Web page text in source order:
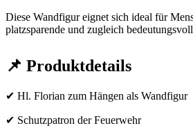
Diese Wandfigur eignet sich ideal für
platzsparende und zugleich
📌 Produktdetails
✔ Hl. Florian zum Hängen als Wandfigur
✔ Schutzpatron der Feuerwehr